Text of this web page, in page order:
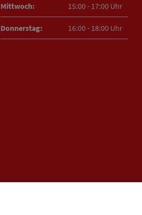
Mittwoch: 15:00 - 17:00 Uhr
Donnerstag: 16:00 - 18:00 Uhr